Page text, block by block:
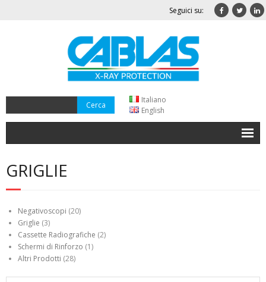
Seguici su:
Italiano
English
Azienda
Dove Siamo
Contatti
GRIGLIE
Negativoscopi (20)
Griglie (3)
Cassette Radiografiche (2)
Schermi di Rinforzo (1)
Altri Prodotti (28)